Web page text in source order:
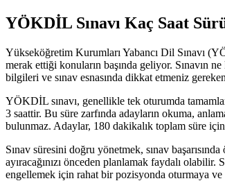
YÖKDİL Sınavı Kaç Saat
Yükseköğretim Kurumları Yabancı Dil Sınavı
merak ettiği konuların başında geliyor. Sınavın
bilgileri ve sınav esnasında dikkat etmeniz
YÖKDİL sınavı, genellikle tek oturumda
3 saattir. Bu süre zarfında adayların okuma,
bulunmaz. Adaylar, 180 dakikalık toplam süre
Sınav süresini doğru yönetmek, sınav
ayıracağınızı önceden planlamak faydalı
engellemek için rahat bir pozisyonda oturmaya